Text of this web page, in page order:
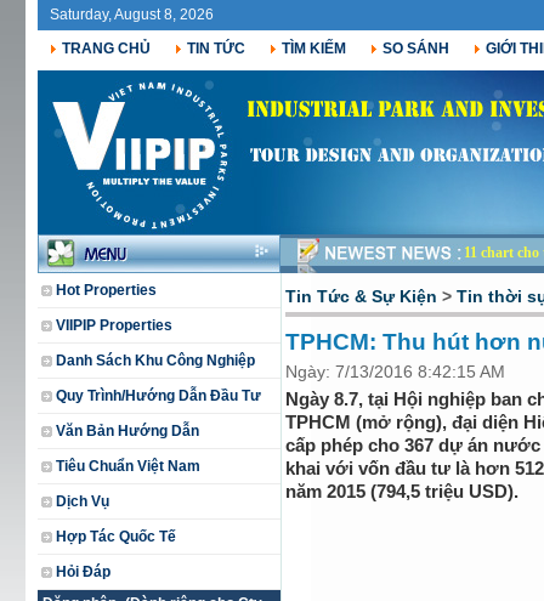
Saturday, August 8, 2026
TRANG CHỦ
TIN TỨC TÌM KIẾM SO SÁNH GIỚI
Hot Properties
VIIPIP Properties
Danh Sách Khu Công Nghiệp
Quy Trình/Hướng Dẫn Đầu Tư
Văn Bản Hướng Dẫn
Tiêu Chuẩn Việt Nam
Dịch Vụ
Hợp Tác Quốc Tế
Hỏi Đáp
11 chart
Tin Tức & Sự Kiện > Tin thời
TPHCM: Thu hút hơn
Ngày: 7/13/2016 8:42:15 AM
Ngày 8.7, tại Hội nghiệp ban
TPHCM (mở rộng), đại diện
cấp phép cho 367 dự án
khai với vốn đầu tư là hơn
năm 2015 (794,5 triệu USD).